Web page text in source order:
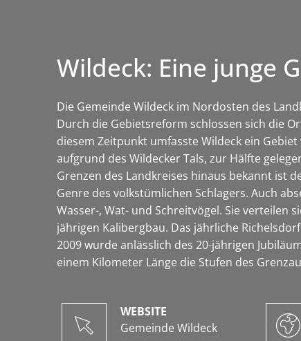
Wildeck: Eine junge
Die Gemeinde Wildeck im Nordosten des
Durch die Gebietsreform schlossen sich die
diesem Zeitpunkt umfasste Wildeck ein
aufgrund des Wildecker Tals, zur Hälfte
Grenzen des Landkreises hinaus bekannt ist
Genre des volkstümlichen Schlagers. Auch
Wasser-, Wat- und Schreitvögel. Sie verteilen
jährigen Kalibergbau. Das jährliche
2009 wurde anlässlich des 20-jährigen
einem Kilometer Länge die Stufen des
WEBSITE
Gemeinde Wildeck